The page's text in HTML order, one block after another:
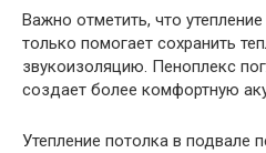
Важно отметить, что
только помогает сохранить
звукоизоляцию. Пеноплекс
создает более комфортную
Утепление потолка в подвале